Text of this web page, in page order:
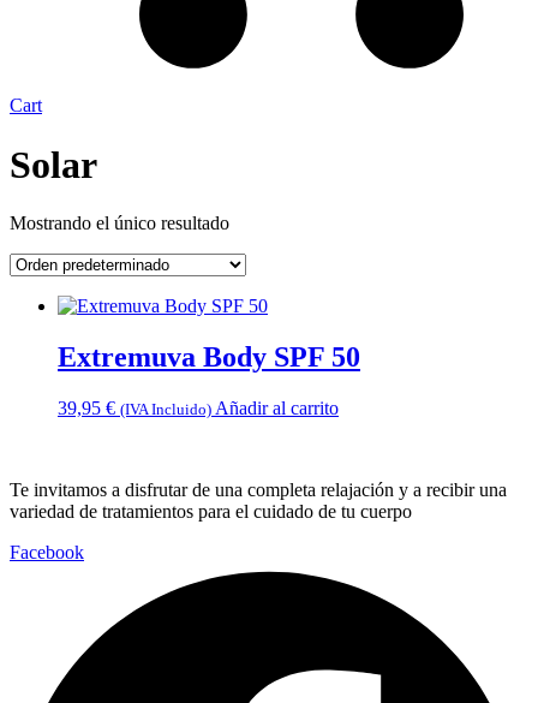
Cart
Solar
Mostrando el único resultado
Extremuva Body SPF 50
39,95 € (IVA Incluido) Añadir al carrito
Te invitamos a disfrutar de una completa relajación y a recibir una
variedad de tratamientos para el cuidado de tu cuerpo
Facebook